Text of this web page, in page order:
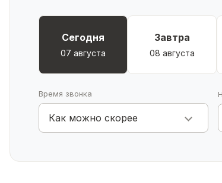
продаже и с любовью ждет нового хозяина.
Поможем с оформлением ипотеки,
Сегодня
07 августа
Завтра
08 августа
Время звонка
Как можно скорее